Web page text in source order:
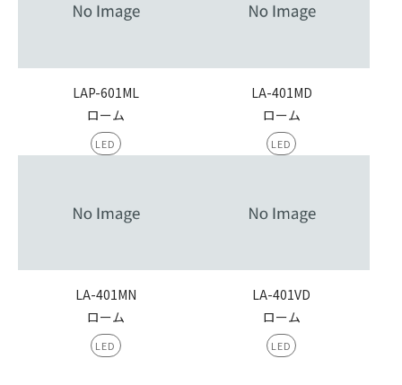
LAP-601ML
ローム
LED
LA-401MD
ローム
LED
LA-401MN
ローム
LED
LA-401VD
ローム
LED